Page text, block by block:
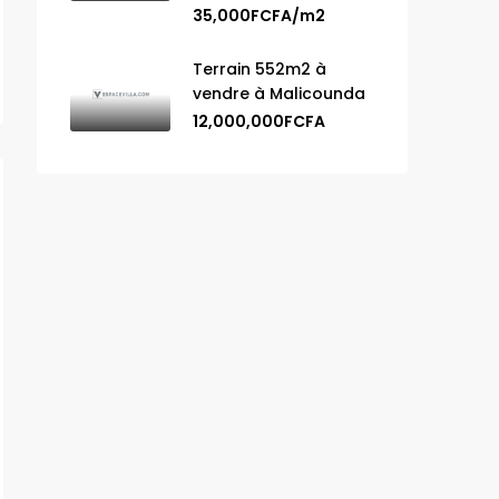
35,000FCFA/m2
Terrain 552m2 à
vendre à Malicounda
12,000,000FCFA